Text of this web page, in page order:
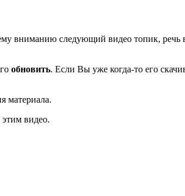
вниманию следующий видео топик, речь
обновить. Если Вы уже когда-то его
материала.
видео.